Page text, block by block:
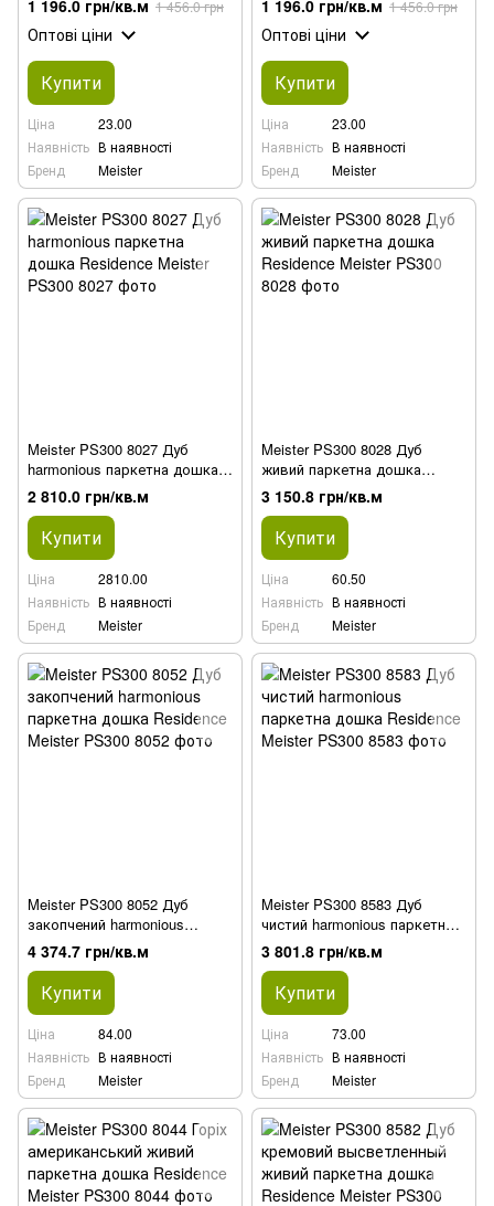
1 196.0 грн/кв.м 1 456.0 грн
Оптові ціни
Купити
Ціна
23.00
Наявність В наявності
Бренд
Meister
1 196.0 грн/кв.м 1 456.0 грн
Оптові ціни
Купити
Ціна
23.00
Наявність В наявності
Бренд
Meister
Meister PS300 8027 Дуб
harmonious паркетна дошка
Residence
2 810.0 грн/кв.м
Купити
Ціна
2810.00
Наявність В наявності
Бренд
Meister
Meister PS300 8028 Дуб
живий паркетна дошка
Residence
3 150.8 грн/кв.м
Купити
Ціна
60.50
Наявність В наявності
Бренд
Meister
Meister PS300 8052 Дуб
закопчений harmonious
паркетна дошка Residence
4 374.7 грн/кв.м
Купити
Ціна
84.00
Наявність В наявності
Бренд
Meister
Meister PS300 8583 Дуб
чистий harmonious паркетна
дошка Residence
3 801.8 грн/кв.м
Купити
Ціна
73.00
Наявність В наявності
Бренд
Meister